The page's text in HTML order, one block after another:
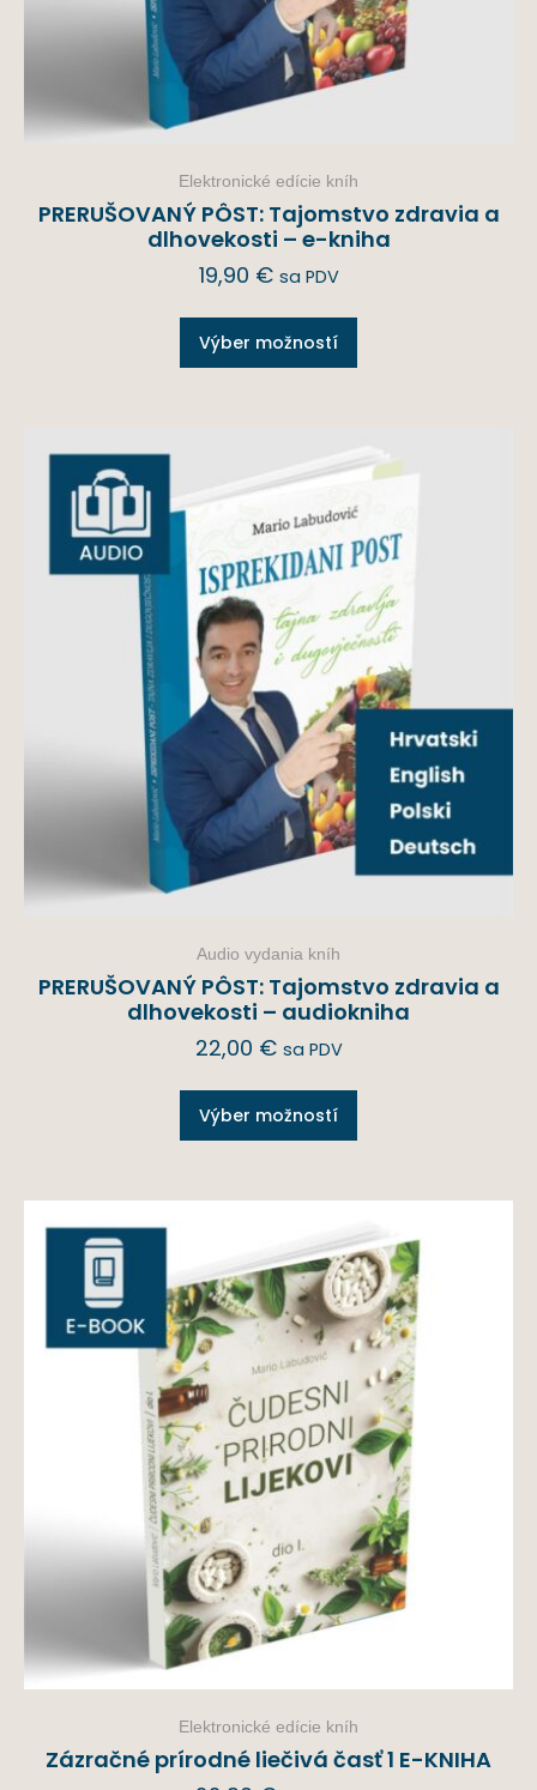
Elektronické edície kníh
PRERUŠOVANÝ PÔST: Tajomstvo zdravia a
dlhovekosti – e-kniha
19,90 € sa PDV
Výber možností
Audio vydania kníh
PRERUŠOVANÝ PÔST: Tajomstvo zdravia a
dlhovekosti – audiokniha
22,00 € sa PDV
Výber možností
Elektronické edície kníh
Zázračné prírodné liečivá časť 1 E-KNIHA